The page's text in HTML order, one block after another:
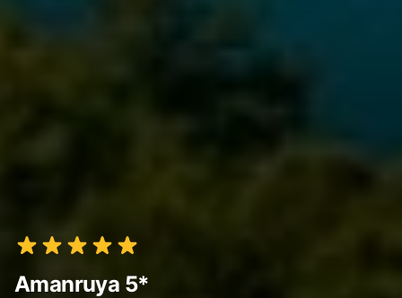
Amanruya 5*